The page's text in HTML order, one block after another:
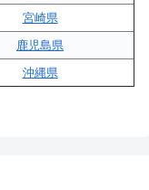
宮崎県
鹿児島県
沖縄県